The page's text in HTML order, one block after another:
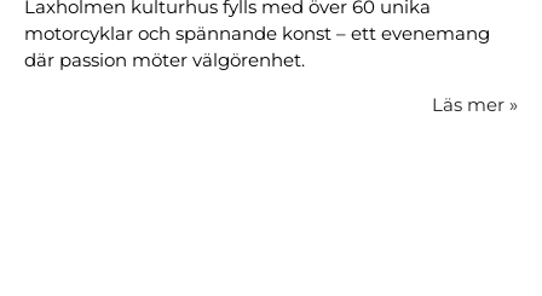
Laxholmen kulturhus fylls med över 60 unika
motorcyklar och spännande konst – ett evenemang
där passion möter välgörenhet.
Läs mer »